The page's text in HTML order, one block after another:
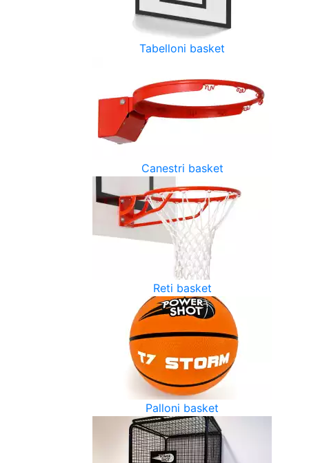
Tabelloni basket
Canestri basket
Reti basket
Palloni basket